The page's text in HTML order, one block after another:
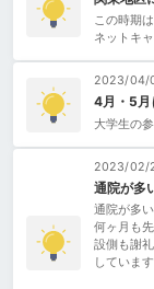
この時期
ネットキ
2023/04/
4月・5月
大学生の
2023/02/
通院が多
通院が多
何ヶ月も
設側も謝
しています